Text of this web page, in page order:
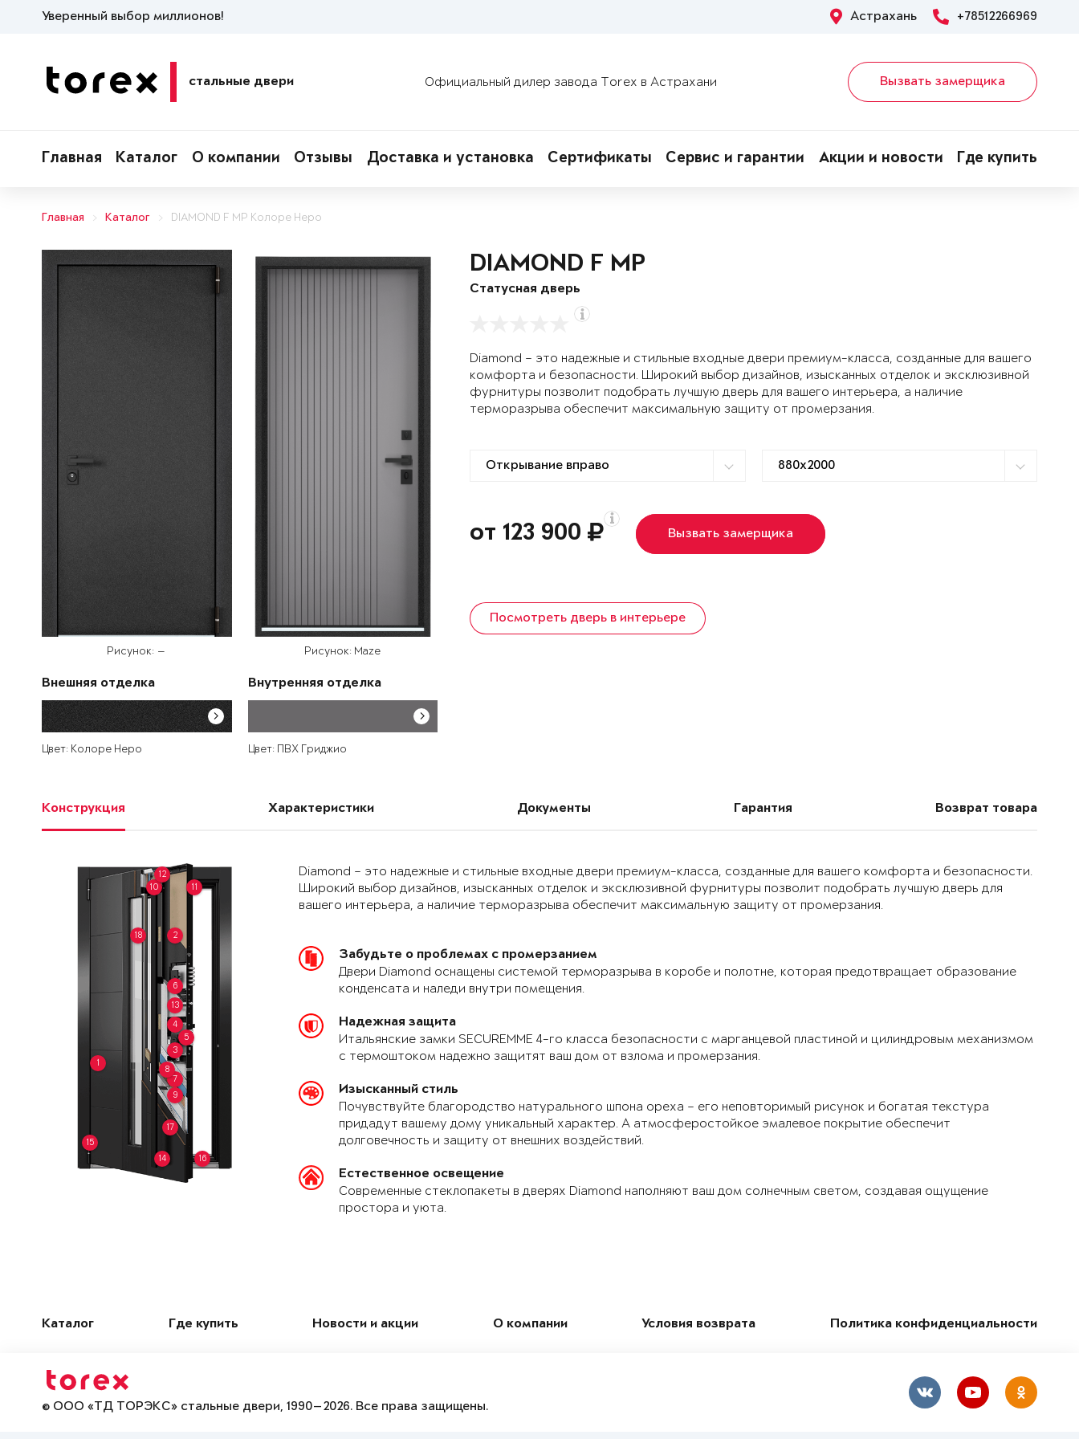
Уверенный выбор миллионов! Астрахань +78512266969
стальные двери Официальный дилер завода Torex в Астрахани Вызвать замерщика
Главная Каталог О компании Отзывы Доставка и установка Сертификаты Сервис и гарантии Акции и новости Где купить
Главная Каталог DIAMOND F MP Колоре Неро
Рисунок: —
Внешняя отделка
Цвет: Колоре Неро
Рисунок: Maze
Внутренняя отделка
Цвет: ПВХ Гриджио
DIAMOND F MP
Статусная дверь
Diamond – это надежные и стильные входные двери премиум-класса, созданные для вашего
комфорта и безопасности. Широкий выбор дизайнов, изысканных отделок и эксклюзивной
фурнитуры позволит подобрать лучшую дверь для вашего интерьера, а наличие
терморазрыва обеспечит максимальную защиту от промерзания.
от 123 900 Вызвать замерщика
Посмотреть дверь в интерьере
Конструкция Характеристики Документы Гарантия Возврат товара
1
2
3
4
5
6
7
8
9
10 11
12
13
14
15
16
17
18
Diamond – это надежные и стильные входные двери премиум-класса, созданные для вашего комфорта и безопасности.
Широкий выбор дизайнов, изысканных отделок и эксклюзивной фурнитуры позволит подобрать лучшую дверь для
вашего интерьера, а наличие терморазрыва обеспечит максимальную защиту от промерзания.
Забудьте о проблемах с промерзанием
Двери Diamond оснащены системой терморазрыва в коробе и полотне, которая предотвращает образование
конденсата и наледи внутри помещения.
Надежная защита
Итальянские замки SECUREMME 4-го класса безопасности с марганцевой пластиной и цилиндровым механизмом
с термоштоком надежно защитят ваш дом от взлома и промерзания.
Изысканный стиль
Почувствуйте благородство натурального шпона ореха – его неповторимый рисунок и богатая текстура
придадут вашему дому уникальный характер. А атмосферостойкое эмалевое покрытие обеспечит
долговечность и защиту от внешних воздействий.
Естественное освещение
Современные стеклопакеты в дверях Diamond наполняют ваш дом солнечным светом, создавая ощущение
простора и уюта.
Каталог Где купить Новости и акции О компании Условия возврата Политика конфиденциальности
© ООО «ТД ТОРЭКС» стальные двери, 1990—2026. Все права защищены.